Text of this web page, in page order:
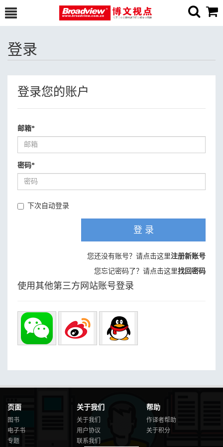
登录
登录您的账户
邮箱*
密码*
下次自动登录
登 录
您还没有账号？请点击这里注册新账号
您忘记密码了？请点击这里找回密码
使用其他第三方网站账号登录
页面
图书
电子书
专题
关于我们
关于我们
用户协议
联系我们
帮助
作译者帮助
关于积分